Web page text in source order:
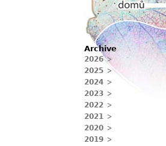
Hlavní menu
Domů
Archive
2026
2025
2024
2023
2022
2021
2020
2019